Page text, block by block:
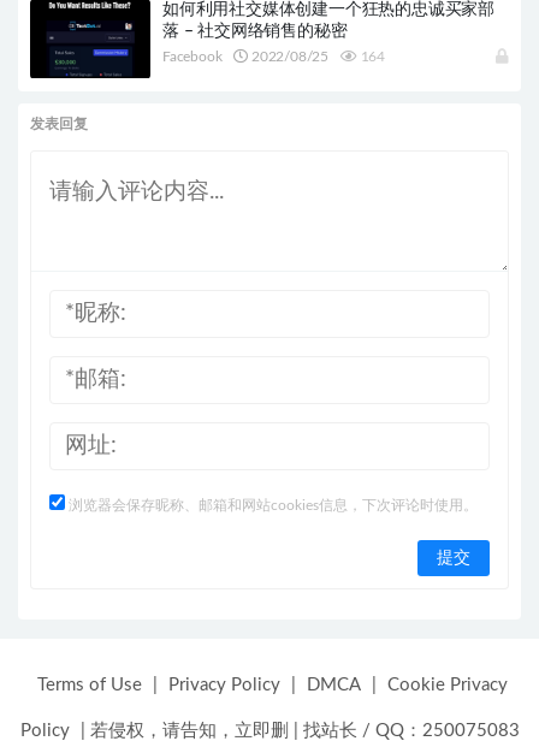
如何利用社交媒体创建一个狂热的忠诚买家部
落 – 社交网络销售的秘密
Facebook 2022/08/25 164
发表回复
浏览器会保存昵称、邮箱和网站cookies信息，下次评论时使用。
Terms of Use Privacy Policy DMCA Cookie Privacy
Policy 若侵权，请告知，立即删 找站长 / QQ：250075083